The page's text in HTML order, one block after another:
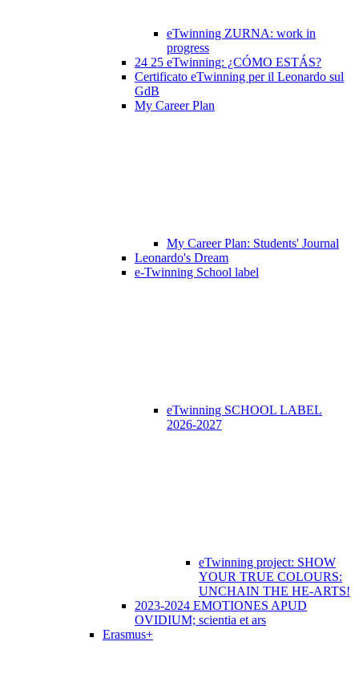
eTwinning ZURNA: work in
progress
24 25 eTwinning: ¿CÓMO ESTÁS?
Certificato eTwinning per il Leonardo sul
GdB
My Career Plan
My Career Plan: Students' Journal
Leonardo's Dream
e-Twinning School label
eTwinning SCHOOL LABEL
2026-2027
eTwinning project: SHOW
YOUR TRUE COLOURS:
UNCHAIN THE HE-ARTS!
2023-2024 EMOTIONES APUD
OVIDIUM; scientia et ars
Erasmus+